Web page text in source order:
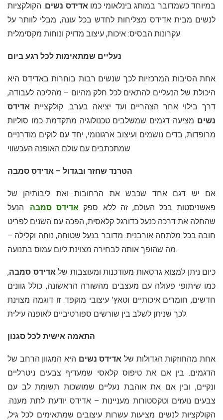
במיוחד כשמדובר במותג בינלאומי כמואדידס נשים. הקולקציות
לנשים מבית אדידס מצליחות לחדש בכל עונה, מבלי לוותר על
עקרונות הבסיס: איכות, עיצוב מדויק ונוחות מקסימלית.
נעליים שמתאימות לכל רגע ביום
אחת הסיבות המרכזיות לכך שנשים רבות בוחרות באדידס היא
היכולת של הנעליים להתאים לכל חלק מהיום – מהליכה לעבודה,
דרך בילוי אחר הצהריים ועד יציאה בערב. קולקציית אדידס
נשים מציעה דגמים שמשלבים טכנולוגיה מתקדמת כמו סוליות
מרופדות, בדים נושמים ועיצוב ארגונומי, יחד עם לוקים מודרניים
שמתכתבים עם עולם האופנה העכשווי.
הטרנד שחזר ובגדול – אדידס סמבה
אם יש דגם אחד שכבש את הרחובות ואת ליבותיהן של
פאשניסטות בכל העולם, זה ללא ספק אדידס סמבה. הנעל
שהחלה את דרכה כנעל כדורגל קלאסית, הפכה עם השנים לפריט
חובה בכל מלתחה אורבנית. מדובר בנעל שטוחה, נוחה וקלילה –
מה שהופך אותה לבחירה מצוינת ליום עמוס בתנועה.
כיום ניתן למצוא גרסאות מעודכנות ומעוצבות שלאדידס סמבה,
כמו שיתופי פעולה עם מעצבים מהשורה הראשונה, כולל גוונים
חדשים, חומרים איכותיים וטאץ’ עיצובי מוקפד. זו דוגמה מצוינת
לכך שניתן לשלב בין שורשים ספורטיביים לאופנה עילית.
התאמה אישית לכל סגנון
אחת מהחוזקות הגדולות של אדידס נשים היא המגוון הרחב של
הדגמים. בין אם את טיפוס קלאסי שמעדיף צבעים ניטרליים
ונקיים, ובין אם את אוהבת נעליים שמושכות תשומת לב עם
צבעים נועזים וטקסטורות מעניינות – אדידס יודעת לתת מענה.
הקולקציות לנשים מציעות עשרות עיצובים שמתאימים לכל גיל,